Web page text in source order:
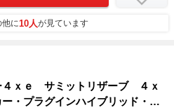
に10人が見ています
４ｘｅ サミットリザーブ ４ｘ
・プラグインハイブリッド・Ｅ